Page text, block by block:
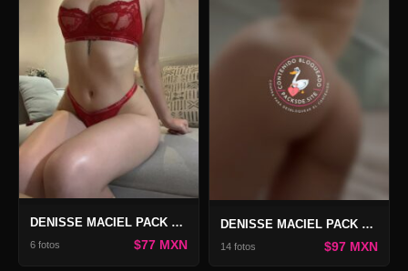
DENISSE MACIEL PACK LOUNGE ROJO
6 fotos $77 MXN
DENISSE MACIEL PACK ONLY 2
14 fotos $97 MXN